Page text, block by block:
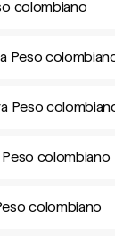
colombiano
Peso
Peso
colombiano
colombiano